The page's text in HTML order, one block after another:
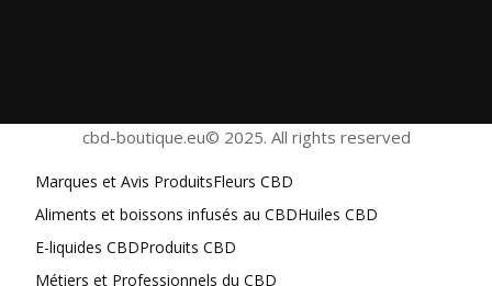
cbd-boutique.eu© 2025. All rights reserved
Marques et Avis ProduitsFleurs CBD
Aliments et boissons infusés au CBDHuiles CBD
E-liquides CBDProduits CBD
Métiers et Professionnels du CBD